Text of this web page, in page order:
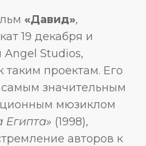
«Давид»,
19 декабря и
Studios,
таким проектам. Его
значительным
мюзиклом
Египта» (1998),
авторов к